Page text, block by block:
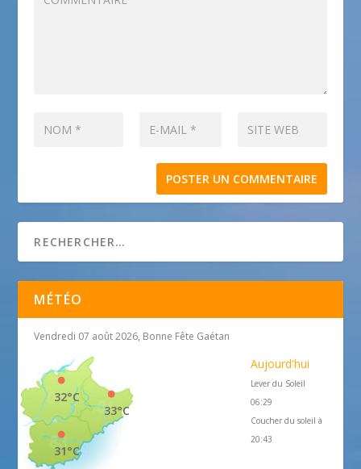
MÉTÉO
Vendredi 07 août 2026, Bonne Fête Gaétan
33°C
32°C
31°C
Aujourd'hui
Lever du Soleil
06:29
Coucher du soleil à
20:43